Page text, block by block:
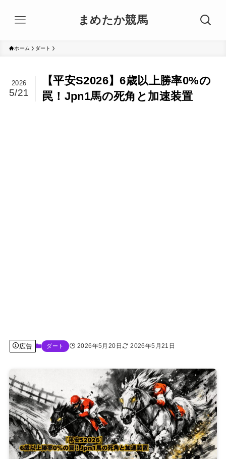
まめたか競馬
ホーム ダート
【平安S2026】6歳以上勝率0%の
罠！Jpn1馬の死角と加速装置
2026
5/21
広告 ダート 2026年5月20日 2026年5月21日